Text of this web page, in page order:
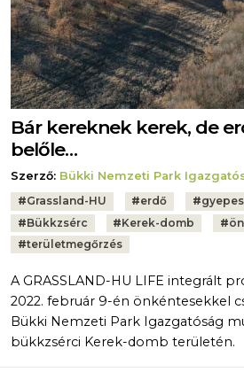
Bár kereknek kerek, de
belőle…
Szerző: Bükki Nemzeti Park
Tags:
#Grassland-HU #erdő #
#Bükkzsérc #Kerek-domb #
#területmegőrzés
A GRASSLAND-HU LIFE integrált
2022. február 9-én önkéntesekkel
Bükki Nemzeti Park Igazgatóság
bükkzsérci Kerek-domb területén.